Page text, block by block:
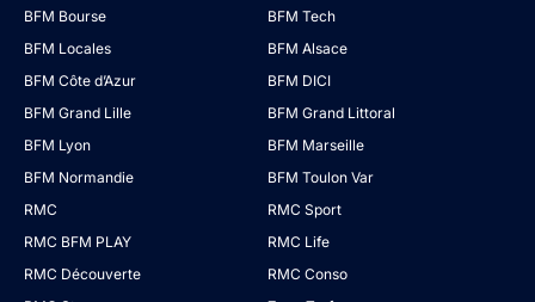
BFM Bourse
BFM Tech
BFM Locales
BFM Alsace
BFM Côte d’Azur
BFM DICI
BFM Grand Lille
BFM Grand Littoral
BFM Lyon
BFM Marseille
BFM Normandie
BFM Toulon Var
RMC
RMC Sport
RMC BFM PLAY
RMC Life
RMC Découverte
RMC Conso